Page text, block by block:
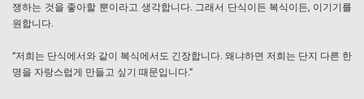
쟁하는 것을 좋아할 뿐이라고 생각합니다. 그래서 단식이든 복식이든, 이기기를
원합니다.
“저희는 단식에서와 같이 복식에서도 긴장합니다. 왜냐하면 저희는 단지 다른 한
명을 자랑스럽게 만들고 싶기 때문입니다.”